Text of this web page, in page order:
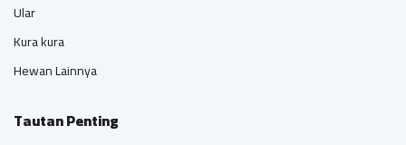
Ular
Kura kura
Hewan Lainnya
Tautan Penting